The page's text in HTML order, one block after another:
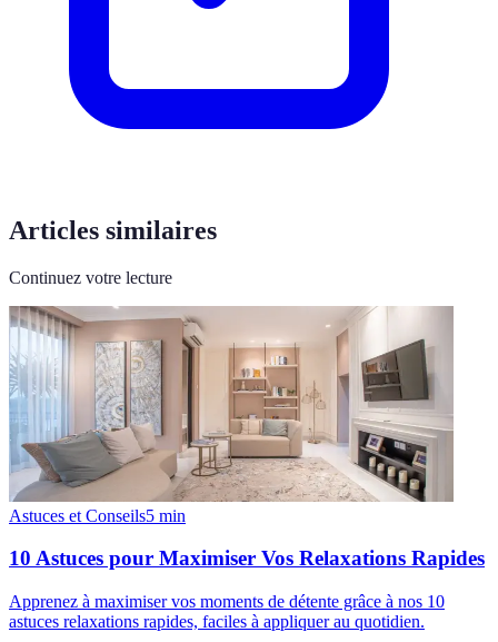
Articles similaires
Continuez votre lecture
Astuces et Conseils5 min
10 Astuces pour Maximiser Vos Relaxations Rapides
Apprenez à maximiser vos moments de détente grâce à nos 10
astuces relaxations rapides, faciles à appliquer au quotidien.